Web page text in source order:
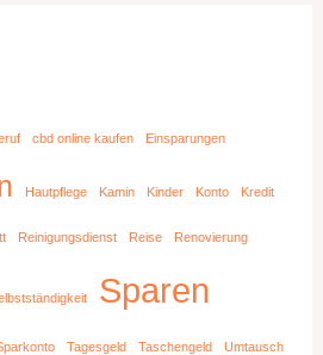
cbd online kaufen Einsparungen
Hautpflege Kamin Kinder Konto Kredit
Reinigungsdienst Reise Renovierung
Sparen
Tagesgeld Taschengeld Umtausch